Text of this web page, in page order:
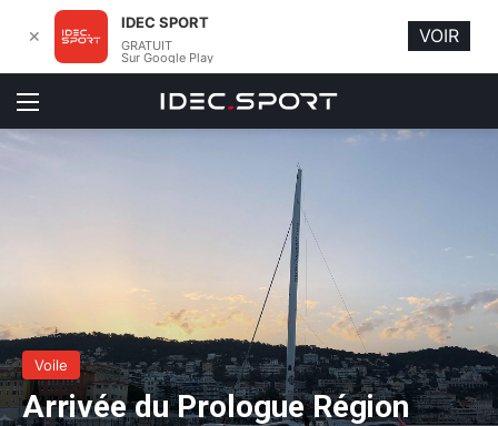
Menu
Voile
Arrivée du Prologue Région
✕
IDEC SPORT
GRATUIT
Sur Google Play
VOIR